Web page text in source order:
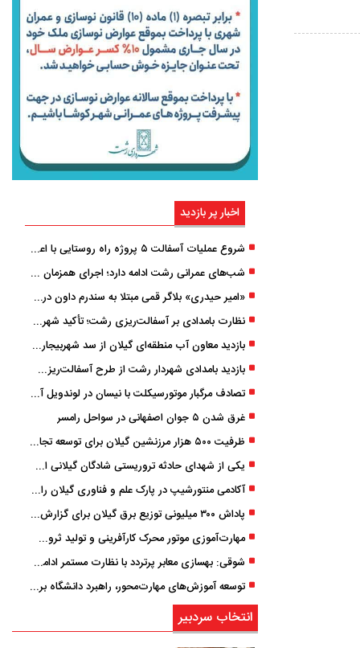
اخبار پر بازدید
شروع عملیات آسفالت ۵ پروژه راه ‌روستایی با اعتبار ۳۷۰ میلیاردی در گیلان
شب‌های عمرانی رشت ادامه دارد؛ اجرای همزمان آسفالت‌ریزی در پنج منطقه شهری
«امیر حیدری» بلاگر قمی مبتلا به سندرم داون درگذشت
نظارت بامدادی بر آسفالت‌ریزی رشت؛ تأکید شهردار و بازرس کل بر کیفیت اجرای پروژه‌ها
بازدید معاون آب منطقه‌ای گیلان از سد شهربیجار برای تداوم تأمین آب شرب استان
بازدید بامدادی شهردار رشت از طرح آسفالت‌ریزی گسترده در مناطق پنج‌گانه
تصادف مرگبار موتورسیکلت با نیسان در لوندویل آستارا/ انتقال مصدوم با اورژانس هوایی به رشت
غرق شدن ۵ جوان اصفهانی در سواحل رامسر
ظرفیت ۵۰۰ هزار مرزنشین گیلان برای توسعه تجارت فعال می‌شود
یکی از شهدای حادثه تروریستی شادگان گیلانی است/ شهادت «سینا سیاه‌ نژاد» در درگیری با اشرار مسلح
آکادمی منتورشیپ در پارک علم و فناوری گیلان راه‌اندازی شد
پاداش ۳۰۰ میلیونی توزیع برق گیلان برای گزارش ماینرهای غیرمجاز
مهارت‌آموزی موتور محرک کارآفرینی و تولید ثروت است
شوقی: بهسازی معابر پرتردد با نظارت مستمر ادامه دارد
توسعه آموزش‌های مهارت‌محور، راهبرد دانشگاه برای تربیت نیروی متخصص است
انتخاب سردبیر